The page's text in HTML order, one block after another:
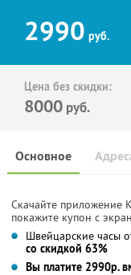
2990 руб.
Цена без скидки:
8000 руб.
Основное
Скачайте приложение
покажите купон с
Швейцарские часы
со скидкой 63%
Вы платите 2990р.